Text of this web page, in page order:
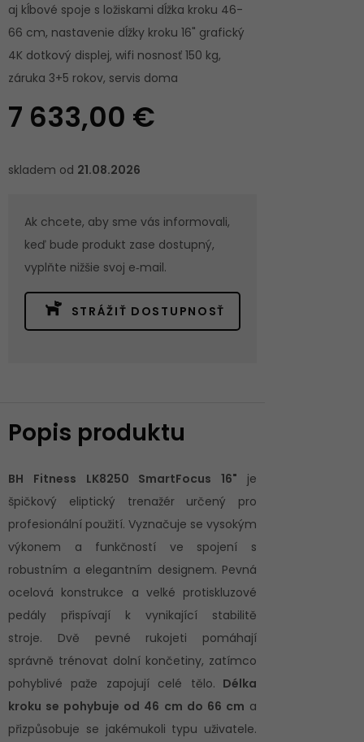
aj kĺbové spoje s ložiskami dĺžka kroku 46-
66 cm, nastavenie dĺžky kroku 16" grafický
4K dotkový displej, wifi nosnosť 150 kg,
záruka 3+5 rokov, servis doma
7 633,00 €
skladem od 21.08.2026
Ak chcete, aby sme vás informovali,
keď bude produkt zase dostupný,
vyplňte nižšie svoj e‑mail.
STRÁŽIŤ DOSTUPNOSŤ
Popis produktu
BH Fitness LK8250 SmartFocus 16" je
špičkový eliptický trenažér určený pro
profesionální použití. Vyznačuje se vysokým
výkonem a funkčností ve spojení s
robustním a elegantním designem. Pevná
ocelová konstrukce a velké protiskluzové
pedály přispívají k vynikající stabilitě
stroje. Dvě pevné rukojeti pomáhají
správně trénovat dolní končetiny, zatímco
pohyblivé paže zapojují celé tělo. Délka
kroku se pohybuje od 46 cm do 66 cm a
přizpůsobuje se jakémukoli typu uživatele.